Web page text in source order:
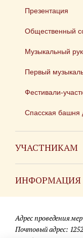
Презентация
Общественный
Музыкальный
Первый
Фестивали-
Спасская башня
УЧАСТНИКАМ
ИНФОРМАЦИЯ
Для СМИ
Адрес проведения
Почтовый адрес: